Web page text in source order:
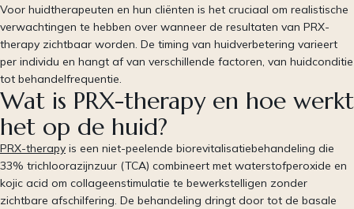
Voor huidtherapeuten en hun cliënten is het cruciaal om realistische
verwachtingen te hebben over wanneer de resultaten van PRX-
therapy zichtbaar worden. De timing van huidverbetering varieert
per individu en hangt af van verschillende factoren, van huidconditie
tot behandelfrequentie.
Wat is PRX-therapy en hoe werkt
het op de huid?
PRX-therapy is een niet-peelende biorevitalisatiebehandeling die
33% trichloorazijnzuur (TCA) combineert met waterstofperoxide en
kojic acid om collageenstimulatie te bewerkstelligen zonder
zichtbare afschilfering. De behandeling dringt door tot de basale